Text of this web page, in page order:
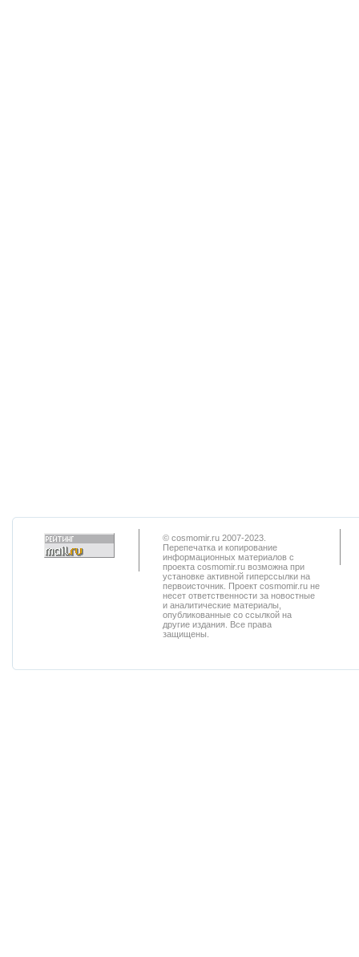
© cosmomir.ru 2007-2023.
Перепечатка и копирование
информационных материалов с
проекта cosmomir.ru возможна при
установке активной гиперссылки на
первоисточник. Проект cosmomir.ru не
несет ответственности за новостные
и аналитические материалы,
опубликованные со ссылкой на
другие издания. Все права
защищены.